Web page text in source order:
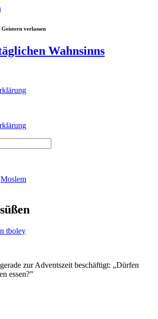
verlassen
Wahnsinns
Moslem
tboley
zur Adventszeit beschäftigt: „Dürfen
essen?”